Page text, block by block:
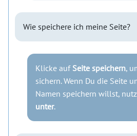
Wie speichere ich meine Seite?
Klicke auf Seite speichern,
sichern. Wenn Du die Seite
Namen speichern willst,
unter.